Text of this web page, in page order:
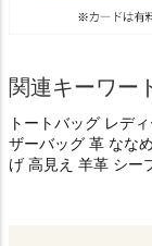
関連キーワー
トートバッグ レデ
ザーバッグ 革 なな
げ 高見え 羊革 シー